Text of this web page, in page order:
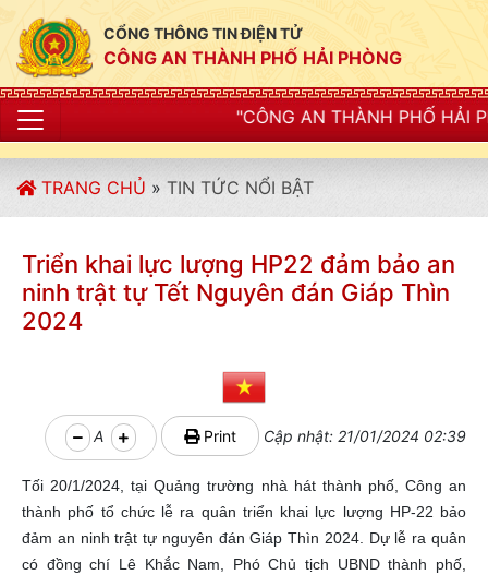
CỔNG THÔNG TIN ĐIỆN TỬ
CÔNG AN THÀNH PHỐ HẢI PHÒNG
"CÔNG AN THÀNH PHỐ HẢI PHÒNG SIẾT CHẶT KỶ
TRANG CHỦ » TIN TỨC NỔI BẬT
Triển khai lực lượng HP22 đảm bảo an
ninh trật tự Tết Nguyên đán Giáp Thìn
2024
A Print Cập nhật: 21/01/2024 02:39
Tối 20/1/2024, tại Quảng trường nhà hát thành phố, Công an
thành phố tổ chức lễ ra quân triển khai lực lượng HP-22 bảo
đảm an ninh trật tự nguyên đán Giáp Thìn 2024. Dự lễ ra quân
có đồng chí Lê Khắc Nam, Phó Chủ tịch UBND thành phố,